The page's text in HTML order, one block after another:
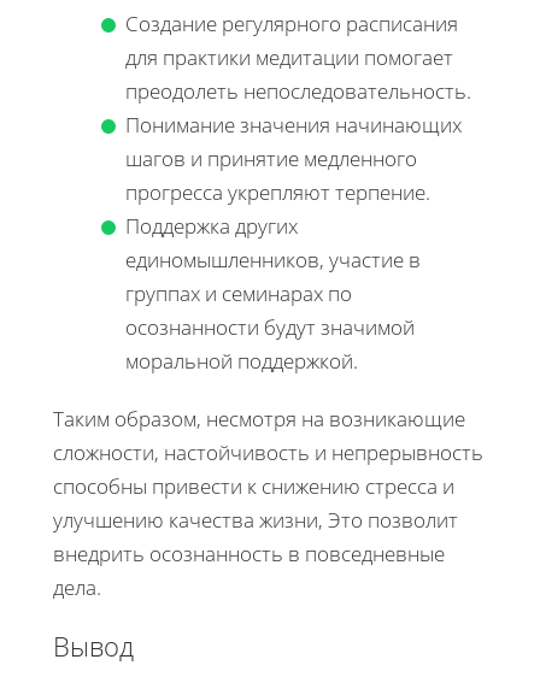
Создание регулярного расписания
для практики медитации помогает
преодолеть непоследовательность.
Понимание значения начинающих
шагов и принятие медленного
прогресса укрепляют терпение.
Поддержка других
единомышленников, участие в
группах и семинарах по
осознанности будут значимой
моральной поддержкой.
Таким образом, несмотря на возникающие
сложности, настойчивость и непрерывность
способны привести к снижению стресса и
улучшению качества жизни, Это позволит
внедрить осознанность в повседневные
дела.
Вывод